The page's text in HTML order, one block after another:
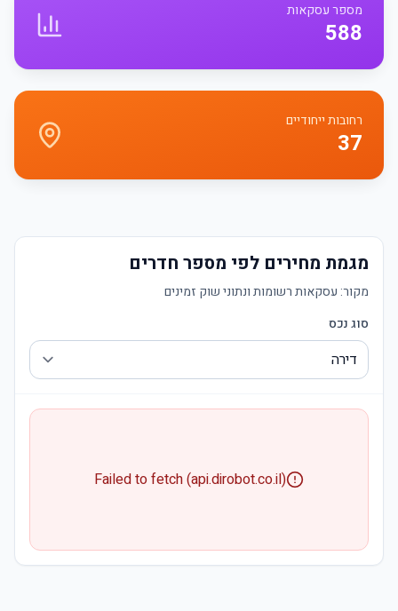
מספר עסקאות
588
רחובות ייחודיים
37
מגמת מחירים לפי מספר חדרים
מקור: עסקאות רשומות ונתוני שוק זמינים
סוג נכס
Failed to fetch (api.dirobot.co.il)